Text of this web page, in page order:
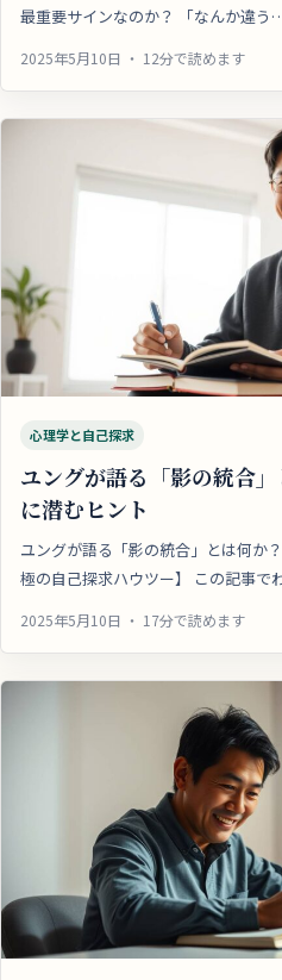
最重要サインなのか？ 「なんか違
2025年5月10日 ・ 12分で読めます
心理学と自己探求
ユングが語る「影の統合
に潜むヒント
ユングが語る「影の統合」とは何か
極の自己探求ハウツー】 この記事で
2025年5月10日 ・ 17分で読めます